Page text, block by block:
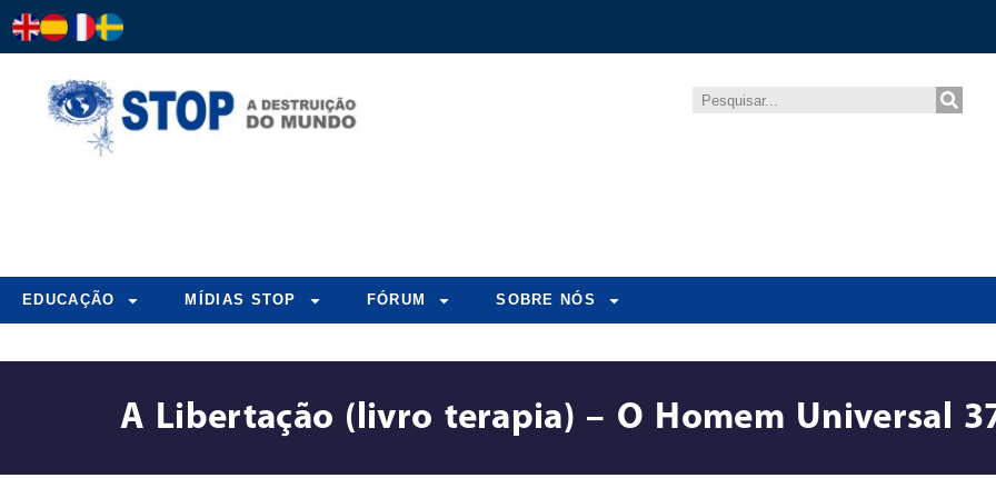
EDUCAÇÃO MÍDIAS STOP FÓRUM SOBRE NÓS
A Libertação (livro terapia) – O Homem Universal